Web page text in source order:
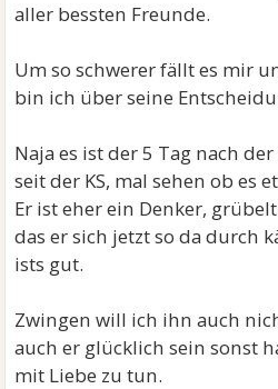
aller bessten Freunde.
Um so schwerer fällt es mir
bin ich über seine
Naja es ist der 5 Tag nach
seit der KS, mal sehen ob es
Er ist eher ein Denker,
das er sich jetzt so da durch
ists gut.
Zwingen will ich ihn auch
auch er glücklich sein sonst
mit Liebe zu tun.